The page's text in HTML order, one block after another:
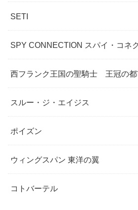
SETI
SPY CONNECTION スパイ・コネ
西フランク王国の聖騎士 王冠の
スルー・ジ・エイジス
ポイズン
ウィングスパン 東洋の翼
コトバーテル